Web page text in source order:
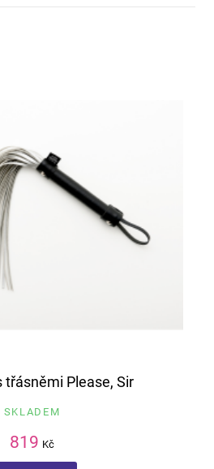
třásněmi Please, Sir
SKLADEM
819 Kč